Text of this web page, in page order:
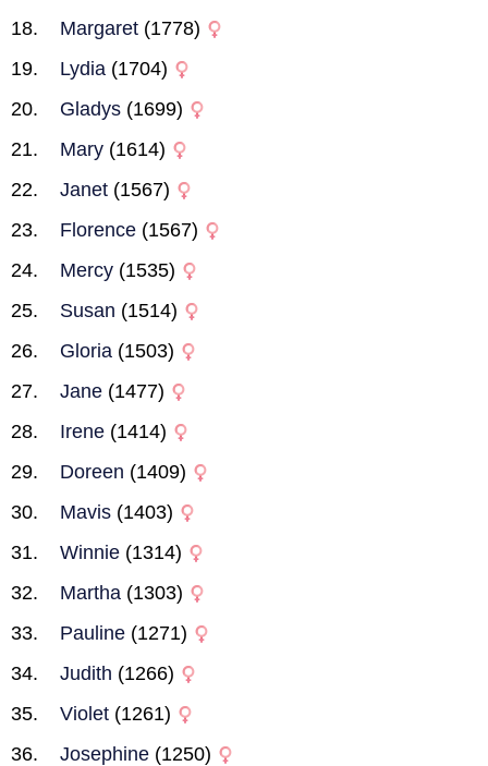
Margaret (1778)
Lydia (1704)
Gladys (1699)
Mary (1614)
Janet (1567)
Florence (1567)
Mercy (1535)
Susan (1514)
Gloria (1503)
Jane (1477)
Irene (1414)
Doreen (1409)
Mavis (1403)
Winnie (1314)
Martha (1303)
Pauline (1271)
Judith (1266)
Violet (1261)
Josephine (1250)